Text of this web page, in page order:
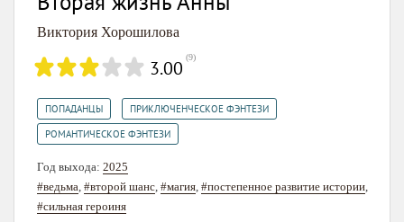
Виктория Хорошилова
3.00 (9)
ПОПАДАНЦЫ ПРИКЛЮЧЕНЧЕСКОЕ ФЭНТЕЗИ
РОМАНТИЧЕСКОЕ ФЭНТЕЗИ
Год выхода: 2025
#ведьма #второй шанс #магия #постепенное развитие истории
#сильная героиня